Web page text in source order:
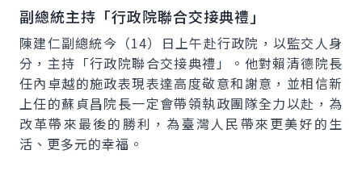
副總統主持「行政院聯合交接典禮」
陳建仁副總統今（14）日上午赴行政院，以監交人身
分，主持「行政院聯合交接典禮」。他對賴清德院長
任內卓越的施政表現表達高度敬意和謝意，並相信新
上任的蘇貞昌院長一定會帶領執政團隊全力以赴，為
改革帶來最後的勝利，為臺灣人民帶來更美好的生
活、更多元的幸福。